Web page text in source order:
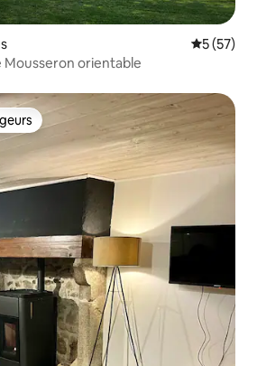
5 (57)
Mousseron orientable